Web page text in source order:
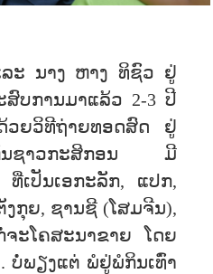
ະ ນາງ ຫາງ ທິຊົວ ຢູ່
ສົບການມາແລ້ວ 2-3 ປີ
ວຍວິທີຖ່າຍທອດສົດ ຢູ່
ຊາວກະສິກອນ ມີ
ເປັນເອກະລັກ, ແປກ,
ກຸຍ, ຊານຊີ (ໂສມຈີນ),
ຈະໂຄສະນາຂາຍ ໂດຍ
ບໍ່ພຽງແຕ່ ພໍຢູ່ພໍກິນເທົ່າ